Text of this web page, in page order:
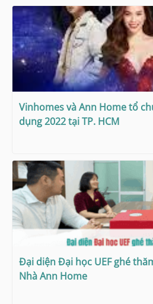
Vinhomes và Ann Home tổ
dụng 2022 tại TP. HCM
Đại diện Đại học UEF ghé
Nhà Ann Home